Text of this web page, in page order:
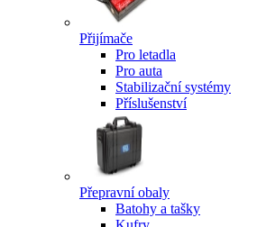
Přijímače
Pro letadla
Pro auta
Stabilizační systémy
Příslušenství
Přepravní obaly
Batohy a tašky